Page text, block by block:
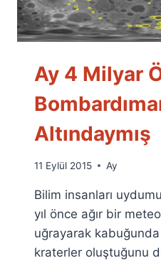
Ay 4 Milyar
Altındaymış
By
Fuat
Özyar
11 Eylül 2015 Ay
Bilim insanları
yıl önce ağır bir
uğrayarak
kraterler oluştuğunu